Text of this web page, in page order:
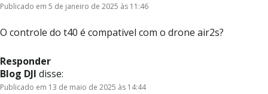
Publicado em 5 de janeiro de 2025 às 11:46
O controle do t40 é compativel com o drone air2s?
Responder
Blog DJI disse:
Publicado em 13 de maio de 2025 às 14:44